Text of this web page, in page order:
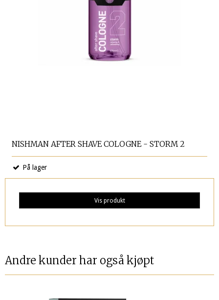
NISHMAN AFTER SHAVE COLOGNE - STORM 2
På lager
Vis produkt
Andre kunder har også kjøpt